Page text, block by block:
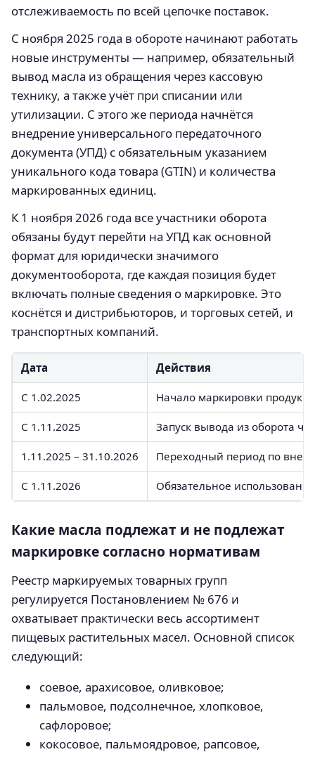
отслеживаемость по всей цепочке поставок.
С ноября 2025 года в обороте начинают работать
новые инструменты — например, обязательный
вывод масла из обращения через кассовую
технику, а также учёт при списании или
утилизации. С этого же периода начнётся
внедрение универсального передаточного
документа (УПД) с обязательным указанием
уникального кода товара (GTIN) и количества
маркированных единиц.
К 1 ноября 2026 года все участники оборота
обязаны будут перейти на УПД как основной
формат для юридически значимого
документооборота, где каждая позиция будет
включать полные сведения о маркировке. Это
коснётся и дистрибьюторов, и торговых сетей, и
транспортных компаний.
Дата Действия
С 1.02.2025 Начало маркировки
С 1.11.2025 Запуск вывода из оборота
1.11.2025 – 31.10.2026 Переходный период по
С 1.11.2026 Обязательное
Какие масла подлежат и не подлежат
маркировке согласно нормативам
Реестр маркируемых товарных групп
регулируется Постановлением № 676 и
охватывает практически весь ассортимент
пищевых растительных масел. Основной список
следующий:
соевое, арахисовое, оливковое;
пальмовое, подсолнечное, хлопковое,
сафлоровое;
кокосовое, пальмоядровое, рапсовое,